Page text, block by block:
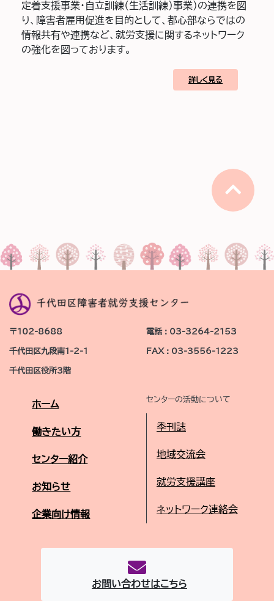
定着支援事業・自立訓練（生活訓練）事業）の連携を図
り、障害者雇用促進を目的として、都心部ならではの
情報共有や連携など、就労支援に関するネットワーク
の強化を図っております。
詳しく見る
〒102-8688
千代田区九段南1-2-1
千代田区役所3階
電話 : 03-3264-2153
FAX : 03-3556-1223
ホーム
働きたい方
センター紹介
お知らせ
企業向け情報
センターの活動について
季刊誌
地域交流会
就労支援講座
ネットワーク連絡会
お問い合わせはこちら